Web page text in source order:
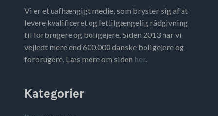
Vi er et uafhængigt medie, som bryster sig af at
levere kvalificeret og lettilgængelig rådgivning
til forbrugere og boligejere. Siden 2013 har vi
vejledt mere end 600.000 danske boligejere og
forbrugere. Læs mere om siden her.
Kategorier